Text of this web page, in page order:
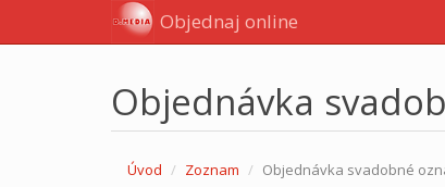
Objednaj online
Objednávka
Úvod Zoznam Objednávka svadobné